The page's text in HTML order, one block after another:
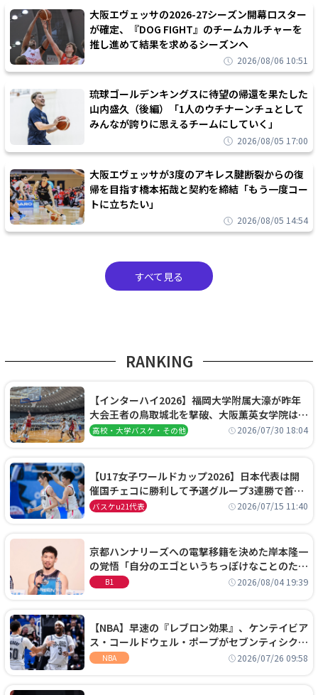
大阪エヴェッサの2026-27シーズン開幕ロスター
が確定、『DOG FIGHT』のチームカルチャーを
推し進めて結果を求めるシーズンへ
2026/08/06 10:51
琉球ゴールデンキングスに待望の帰還を果たした
山内盛久（後編）「1人のウチナーンチュとして
みんなが誇りに思えるチームにしていく」
2026/08/05 17:00
大阪エヴェッサが3度のアキレス腱断裂からの復
帰を目指す橋本拓哉と契約を締結「もう一度コー
トに立ちたい」
2026/08/05 14:54
すべて見る
RANKING
【インターハイ2026】福岡大学附属大濠が昨年
大会王者の鳥取城北を撃破、大阪薫英女学院は岐
阜女子に完勝、大会3日目試合結果
高校・大学バスケ・その他 2026/07/30 18:04
【U17女子ワールドカップ2026】日本代表は開
催国チェコに勝利して予選グループ3連勝で首位
通過！準々決勝の相手はエジプトに決定
バスケu21代表 2026/07/15 11:40
京都ハンナリーズへの電撃移籍を決めた岸本隆一
の覚悟「自分のエゴというちっぽけなことのため
に、京都に来たわけではない」
B1 2026/08/04 19:39
【NBA】早速の『レブロン効果』、ケンテイビア
ス・コールドウェル・ポープがセブンティシクサ
ーズに1年契約で加入
NBA 2026/07/26 09:58